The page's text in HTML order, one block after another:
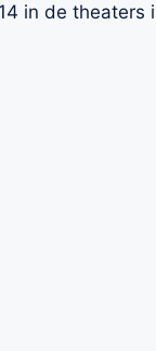
in de theaters